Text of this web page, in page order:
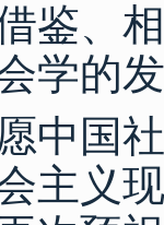
鉴、
学的
国社
主义